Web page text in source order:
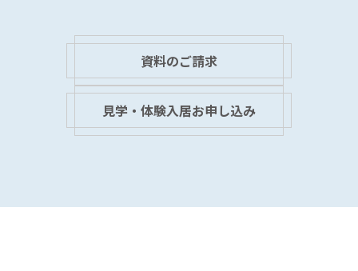
資料のご請求
見学・体験入居お申し込み